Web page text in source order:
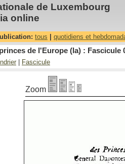
de Luxembourg
online
tous quotidiens et
de l'Europe (la) : Fascicule
Fascicule
Zoom